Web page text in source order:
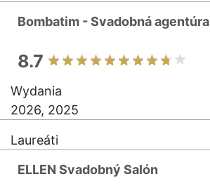
Bombatim - Svadobná agentúra
8.7
Wydania
2026, 2025
Laureáti
ELLEN Svadobný Salón